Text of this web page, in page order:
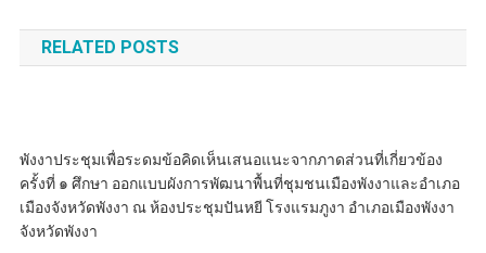
เรื่อง
RELATED POSTS
พังงาประชุมเพื่อระดมข้อคิดเห็นเสนอแนะจากภาดส่วนที่เกี่ยวข้อง
ครั้งที่ ๑ ศึกษา ออกแบบผังการพัฒนาพื้นที่ชุมชนเมืองพังงาและอำเภอ
เมืองจังหวัดพังงา ณ ห้องประชุมปันหยี โรงแรมภูงา อำเภอเมืองพังงา
จังหวัดพังงา